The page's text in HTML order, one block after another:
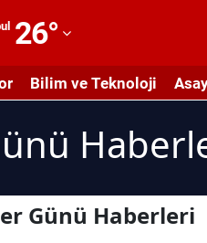
26°
Bilim ve Teknoloji
Günü Haberleri